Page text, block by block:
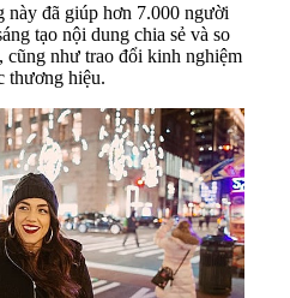
đã giúp hơn 7.000 người
tạo nội dung chia sẻ và so
cũng như trao đổi kinh nghiệm
thương hiệu.